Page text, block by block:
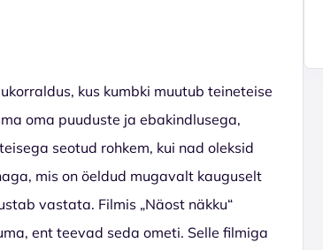
kus kumbki muutub teineteise
oma puuduste ja ebakindlusega,
seotud rohkem, kui nad oleksid
mis on öeldud mugavalt kauguselt
vastata. Filmis „Näost näkku“
ent teevad seda ometi. Selle filmiga